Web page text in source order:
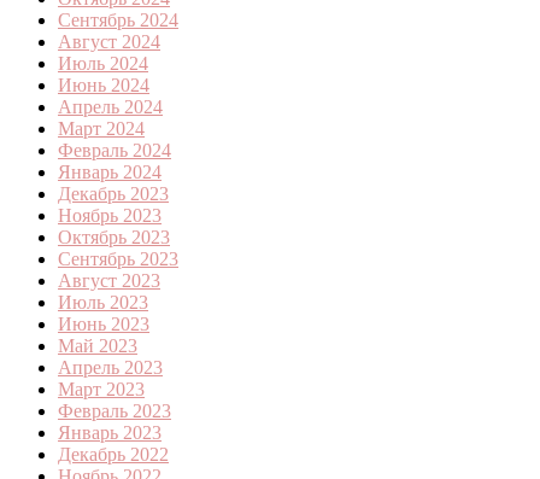
Сентябрь 2024
Август 2024
Июль 2024
Июнь 2024
Апрель 2024
Март 2024
Февраль 2024
Январь 2024
Декабрь 2023
Ноябрь 2023
Октябрь 2023
Сентябрь 2023
Август 2023
Июль 2023
Июнь 2023
Май 2023
Апрель 2023
Март 2023
Февраль 2023
Январь 2023
Декабрь 2022